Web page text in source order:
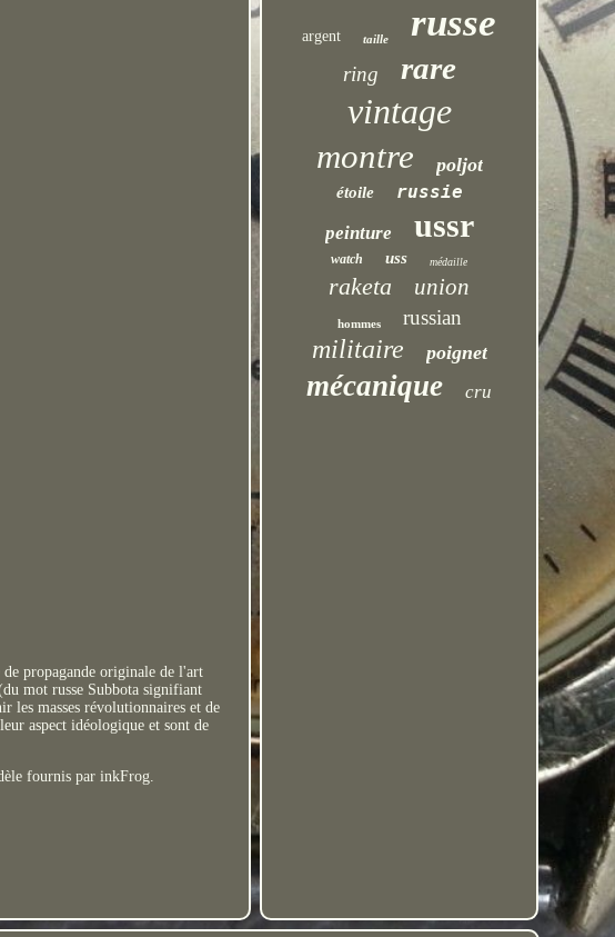
propagande originale de l'art
mot russe Subbota signifiant
les masses révolutionnaires et de
aspect idéologique et sont de
fournis par inkFrog.
argent taille russe
ring rare
vintage
montre poljot
étoile
russie
peinture
ussr
watch uss médaille
raketa union
hommes russian
militaire poignet
mécanique cru